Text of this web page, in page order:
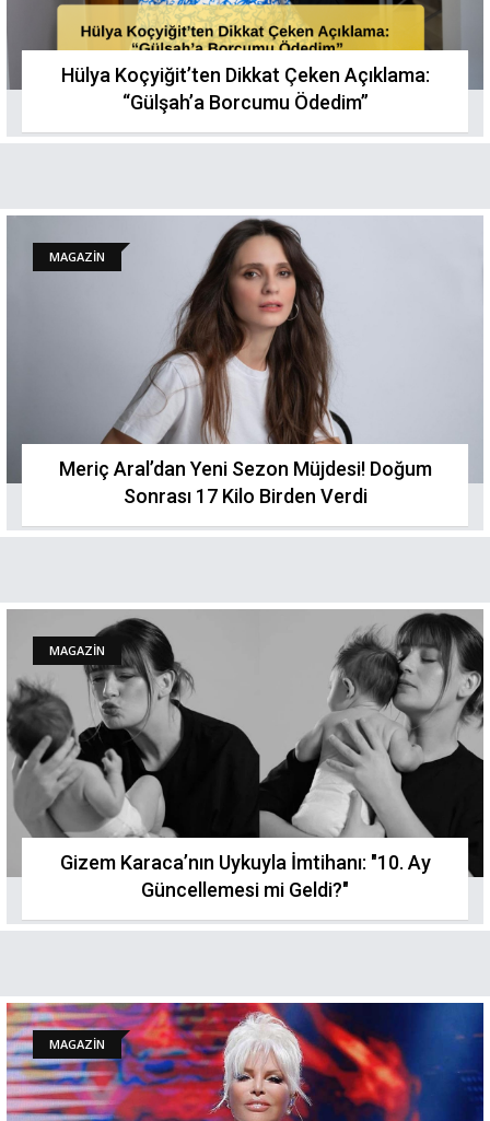
Hülya Koçyiğit’ten Dikkat Çeken Açıklama:
“Gülşah’a Borcumu Ödedim”
MAGAZİN
Meriç Aral’dan Yeni Sezon Müjdesi! Doğum
Sonrası 17 Kilo Birden Verdi
MAGAZİN
Gizem Karaca’nın Uykuyla İmtihanı: "10. Ay
Güncellemesi mi Geldi?"
MAGAZİN